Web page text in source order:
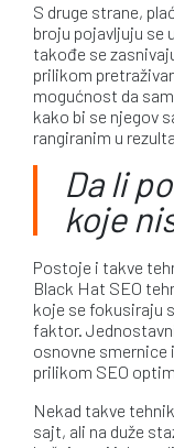
S druge strane,
broju pojavljuju se
takođe se
prilikom
mogućnost da
kako bi se njegov
rangiranim u
Da li
koje
Postoje i takve
Black Hat SEO
koje se fokusiraju
faktor.
osnovne smernice
prilikom SEO
Nekad takve
sajt, ali na duže